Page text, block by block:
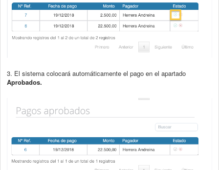
3. El sistema colocará automáticamente el pago en el apartado
Aprobados.